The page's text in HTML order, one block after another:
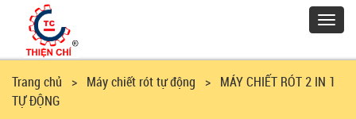
Trang chủ > Máy chiết rót tự động > MÁY CHIẾT RÓT 2 IN 1
TỰ ĐỘNG